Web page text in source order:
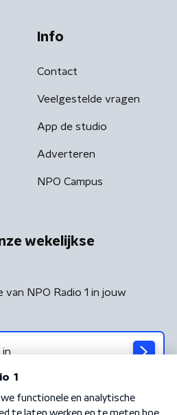
Info
Contact
Veelgestelde vragen
App de studio
Adverteren
NPO Campus
wekelijkse
NPO Radio 1 in jouw